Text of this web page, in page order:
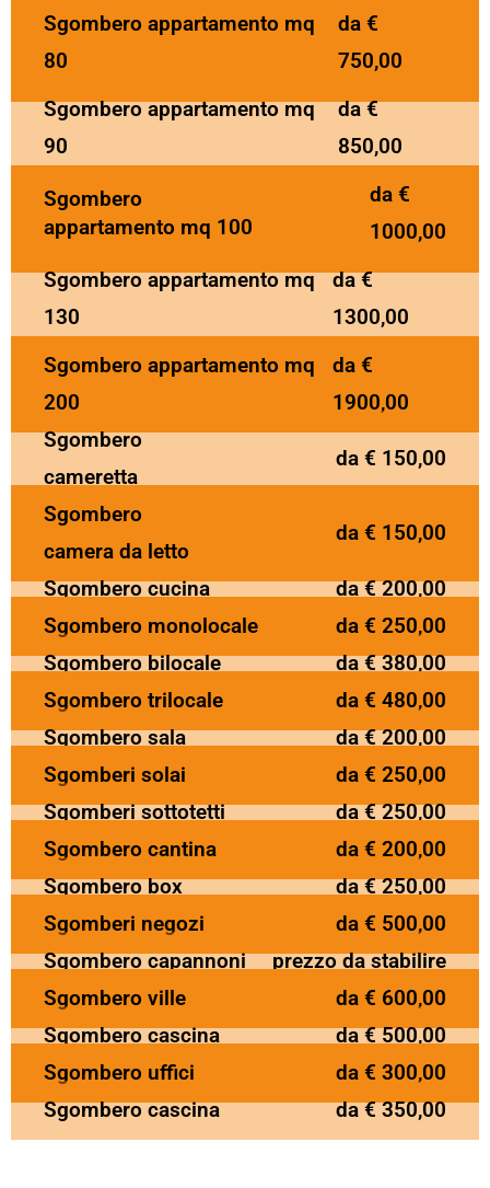
Sgombero appartamento mq
80
da €
750,00
Sgombero appartamento mq
90
da €
850,00
Sgombero
appartamento mq 100
da €
1000,00
Sgombero appartamento mq
130
da €
1300,00
Sgombero appartamento mq
200
da €
1900,00
Sgombero
cameretta
da € 150,00
Sgombero
camera da letto
da € 150,00
Sgombero cucina
da € 200,00
Sgombero monolocale
da € 250,00
Sgombero bilocale
da € 380,00
Sgombero trilocale
da € 480,00
Sgombero sala
da € 200,00
Sgomberi solai
da € 250,00
Sgomberi sottotetti
da € 250,00
Sgombero cantina
da € 200,00
Sgombero box
da € 250,00
Sgomberi negozi
da € 500,00
Sgombero capannoni
prezzo da stabilire
Sgombero ville
da € 600,00
Sgombero cascina
da € 500,00
Sgombero uffici
da € 300,00
Sgombero cascina
da € 350,00